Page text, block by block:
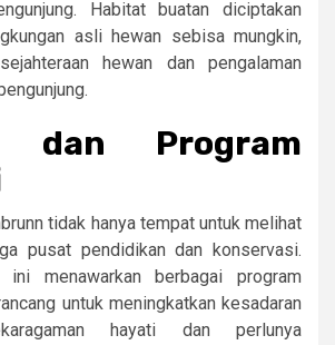
Habitat buatan diciptakan
asli hewan sebisa mungkin,
hewan dan pengalaman
dan Program
tidak hanya tempat untuk melihat
pusat pendidikan dan konservasi.
ini menawarkan berbagai program
untuk meningkatkan kesadaran
hayati dan perlunya